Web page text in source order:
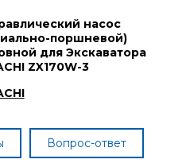
насос
поршневой)
для Экскаватора
ZX170W-3
Вопрос-ответ